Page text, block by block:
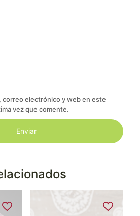
correo electrónico y web en este
vez que comente.